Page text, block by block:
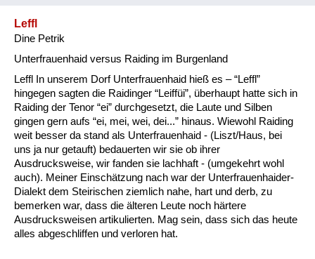
Leffl
Dine Petrik
Unterfrauenhaid versus Raiding im Burgenland
Leffl In unserem Dorf Unterfrauenhaid hieß es – “Leffl”
hingegen sagten die Raidinger “Leiffüi”, überhaupt hatte sich in
Raiding der Tenor “ei” durchgesetzt, die Laute und Silben
gingen gern aufs “ei, mei, wei, dei...” hinaus. Wiewohl Raiding
weit besser da stand als Unterfrauenhaid - (Liszt/Haus, bei
uns ja nur getauft) bedauerten wir sie ob ihrer
Ausdrucksweise, wir fanden sie lachhaft - (umgekehrt wohl
auch). Meiner Einschätzung nach war der Unterfrauenhaider-
Dialekt dem Steirischen ziemlich nahe, hart und derb, zu
bemerken war, dass die älteren Leute noch härtere
Ausdrucksweisen artikulierten. Mag sein, dass sich das heute
alles abgeschliffen und verloren hat.